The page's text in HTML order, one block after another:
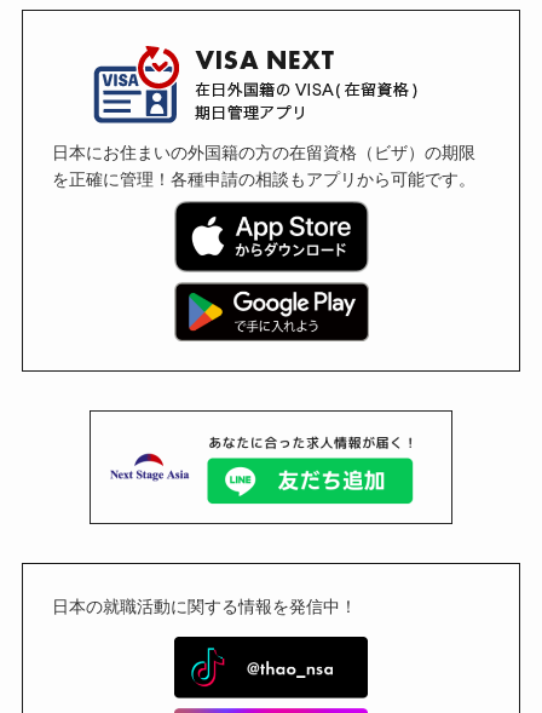
日本にお住まいの外国籍の方の在留資格（ビザ）の期限
を正確に管理！各種申請の相談もアプリから可能です。
日本の就職活動に関する情報を発信中！